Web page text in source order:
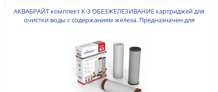
АКВАБРАЙТ комплект К-3 ОБЕЗЖЕЛЕЗИВАНИЕ картриджей для
очистки воды с содержанием железа. Предназначен для